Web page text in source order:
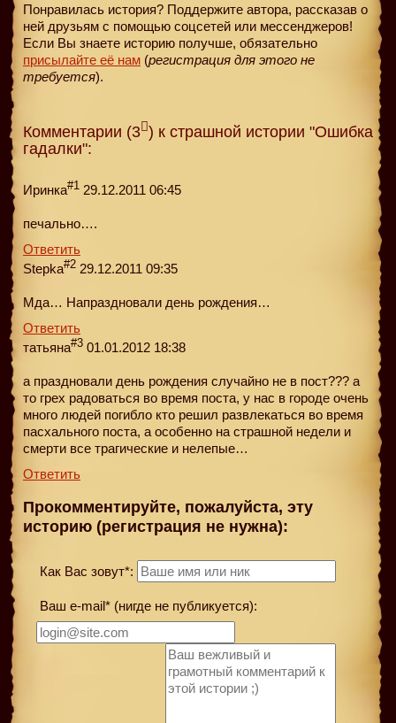
Понравилась история? Поддержите автора, рассказав о
ней друзьям с помощью соцсетей или мессенджеров!
Если Вы знаете историю получше, обязательно
присылайте её нам (регистрация для этого не
требуется).
Комментарии (3 ) к страшной истории "Ошибка
гадалки":
Иринка#1 29.12.2011 06:45
печально….
Ответить
Stepka#2 29.12.2011 09:35
Мда… Напраздновали день рождения…
Ответить
татьяна#3 01.01.2012 18:38
а праздновали день рождения случайно не в пост??? а
то грех радоваться во время поста, у нас в городе очень
много людей погибло кто решил развлекаться во время
пасхального поста, а особенно на страшной недели и
смерти все трагические и нелепые…
Ответить
Прокомментируйте, пожалуйста, эту
историю (регистрация не нужна):
Как Вас зовут*:
Ваш e-mail* (нигде не публикуется):